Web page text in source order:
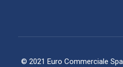
© 2021 Euro Commerciale